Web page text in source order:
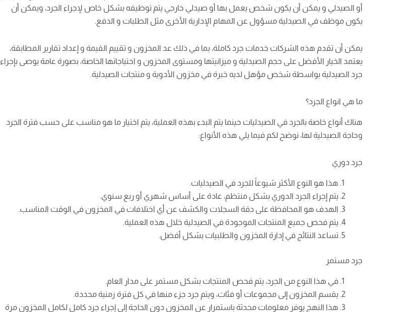
أو الصيدلي و يمكن أن يكون شخص يعمل بها أو صيدلي خارجي يتم توظيفه بشكل خاص لإجراء الجرد، ويمكن أن
يكون موظف في الصيدلية مسؤول عن المهام الإدارية الأخرى مثل الطلبات و الدفع.
يمكن أن تقدم هذه الشركات خدمات جرد كاملة، بما في ذلك عد المخزون و تقييم القيمة و إعداد تقارير المطابقة،
يعتمد الخيار الأفضل على حجم الصيدلية و ميزانيتها ومستوى المخزون و احتياجاتها الخاصة، بصورة عامة يوصى بإجراء
جرد الصيدلية بواسطة شخص مؤهل لديه خبرة في مخزون الأدوية و منتجات الصيدلية.
ما هي انواع الجرد؟
هناك أنواع خاصة بالجرد في الصيدليات حينما يتم البدء بهذه العملية، يتم اختيار ما هو مناسب على حسب فترة الجرد
وحاجة الصيدلية لها، نوضح لكم فيما يلي هذه الأنواع:
جرد دوري
هذا هو النوع الأكثر شيوعاً للجرد في الصيدليات.
يتم إجراء الجرد الدوري بشكل منتظم، عادة على أساس شهري أو ربع سنوي.
الهدف هو المحافظة على دقة السجلات والكشف عن أي اختلافات في المخزون في الوقت المناسب.
يتم فحص جميع المنتجات الموجودة في الصيدلية خلال هذه العملية.
تساعد النتائج في إدارة المخزون والطلبيات بشكل أفضل.
جرد مستمر
في هذا النوع من الجرد، يتم فحص المنتجات بشكل مستمر على مدار العام.
يقسم المخزون إلى مجموعات أو فئات، ويتم جرد جزء منها في كل فترة زمنية محددة.
هذا النهج يوفر معلومات محدثة باستمرار عن المخزون دون الحاجة إلى إجراء جرد كامل لكامل المخزون مرة